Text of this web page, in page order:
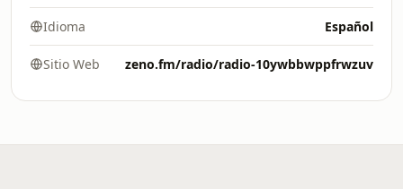
Idioma Español
Sitio Web zeno.fm/radio/radio-10ywbbwppfrwzuv